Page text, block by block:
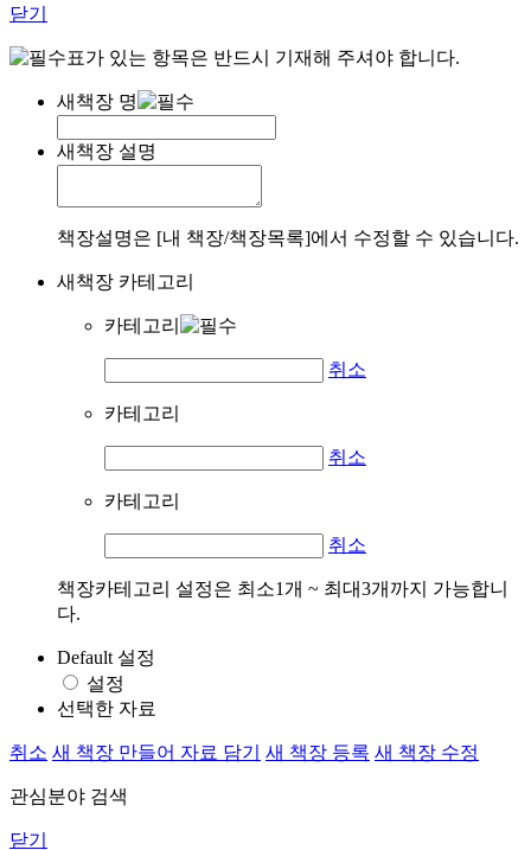
닫기
표가 있는 항목은 반드시 기재해 주셔야 합니다.
새책장 명
새책장 설명
책장설명은 [내 책장/책장목록]에서 수정할 수 있습니다.
새책장 카테고리
카테고리
취소
카테고리
취소
카테고리
취소
책장카테고리 설정은 최소1개 ~ 최대3개까지 가능합니
다.
Default 설정
설정
선택한 자료
취소 새 책장 만들어 자료 담기 새 책장 등록 새 책장 수정
관심분야 검색
닫기